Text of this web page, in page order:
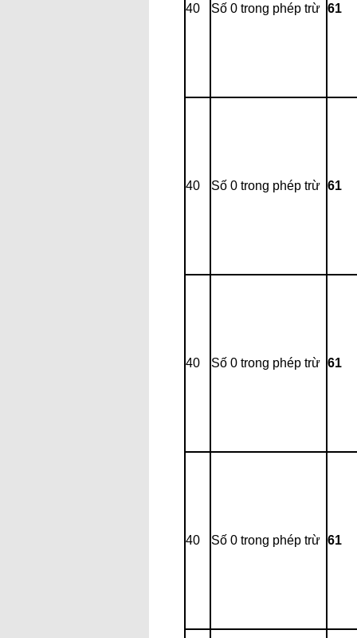
40 Số 0 trong phép trừ 61
40 Số 0 trong phép trừ 61
40 Số 0 trong phép trừ 61
40 Số 0 trong phép trừ 61